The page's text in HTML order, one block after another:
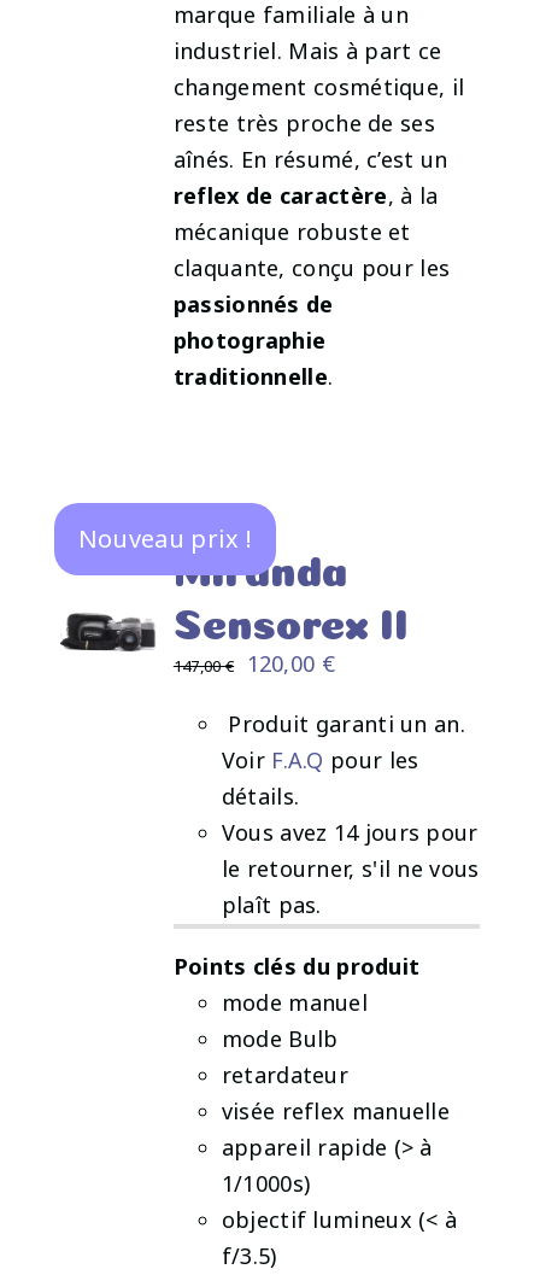
marque familiale à un
industriel. Mais à part ce
changement cosmétique, il
reste très proche de ses
aînés. En résumé, c’est un
reflex de caractère, à la
mécanique robuste et
claquante, conçu pour les
passionnés de
photographie
traditionnelle.
Nouveau prix !
Miranda
Sensorex II
147,00€
Le
initial
était :
147,00 €.
120,00 €Le
actuel
est :
️ Produit garanti un an.
Voir F.A.Q pour les
détails.
Vous avez 14 jours pour
le retourner, s'il ne vous
plaît pas.
Points clés du produit
mode manuel
mode Bulb
retardateur
visée reflex manuelle
appareil rapide (> à
1/1000s)
objectif lumineux (< à
f/3.5)